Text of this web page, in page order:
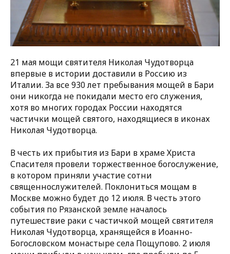
21 мая мощи святителя Николая Чудотворца
впервые в истории доставили в Россию из
Италии. За все 930 лет пребывания мощей в Бари
они никогда не покидали место его служения,
хотя во многих городах России находятся
частички мощей святого, находящиеся в иконах
Николая Чудотворца.
В честь их прибытия из Бари в храме Христа
Спасителя провели торжественное богослужение,
в котором приняли участие сотни
священнослужителей. Поклониться мощам в
Москве можно будет до 12 июля. В честь этого
события по Рязанской земле началось
путешествие раки с частичкой мощей святителя
Николая Чудотворца, хранящейся в Иоанно-
Богословском монастыре села Пощупово. 2 июля